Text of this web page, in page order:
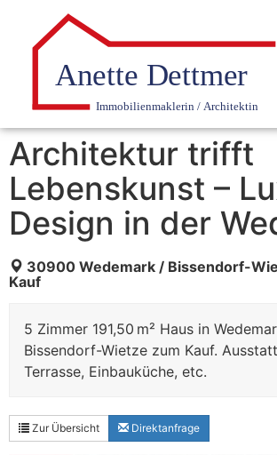
Architektur trifft
Lebenskunst –
Design in der
30900 Wedemark / Bissendorf-
Kauf
5 Zimmer 191,50 m² Haus in
Bissendorf-Wietze zum Kauf.
Terrasse, Einbauküche, etc.
Zur Übersicht Direktanfrage